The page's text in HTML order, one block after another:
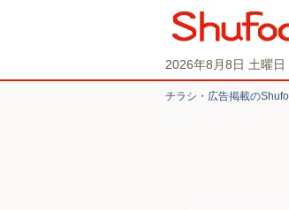
2026年8月8日 土曜日
チラシ・​広告掲載の​